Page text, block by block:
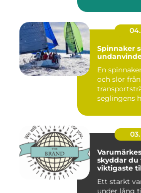
Spinnaker seglet som gör
En
och slör från
seglingens
skyddar du
viktigaste
Ett starkt
under lång